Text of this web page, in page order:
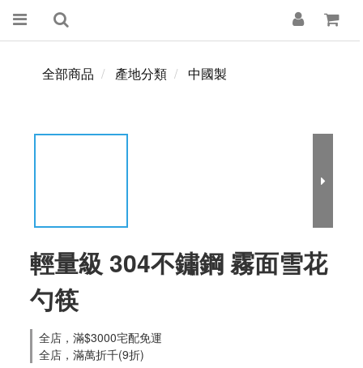
全部商品 產地分類 中國製
輕量級 304不鏽鋼 霧面雪花
勺筷
全店，滿$3000宅配免運
全店，滿萬折千(9折)